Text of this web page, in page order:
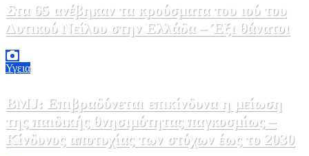
Στα 65 ανέβηκαν τα κρούσματα του ιού του
Δυτικού Νείλου στην Ελλάδα – Έξι θάνατοι
Υγεια
BMJ: Επιβραδύνεται επικίνδυνα η μείωση
της παιδικής θνησιμότητας παγκοσμίως –
Κίνδυνος αποτυχίας των στόχων έως το 2030